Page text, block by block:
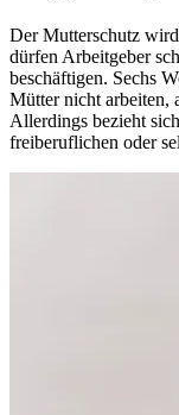
Der Mutterschutz
dürfen Arbeitgeber
beschäftigen. Sechs
Mütter nicht arbeiten,
Allerdings bezieht
freiberuflichen oder